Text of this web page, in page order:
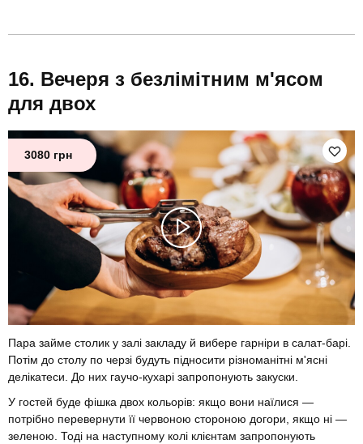
Вечеря з безлімітним м'ясом
для двох
3080 грн
Пара займе столик у залі закладу й вибере гарніри в салат-барі.
Потім до столу по черзі будуть підносити різноманітні м'ясні
делікатеси. До них гаучо-кухарі запропонують закуски.
У гостей буде фішка двох кольорів: якщо вони наїлися —
потрібно перевернути її червоною стороною догори, якщо ні —
зеленою. Тоді на наступному колі клієнтам запропонують